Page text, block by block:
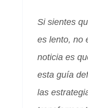
Si sientes
es lento, no
noticia es
esta guía
las